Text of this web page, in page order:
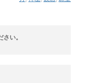
い。